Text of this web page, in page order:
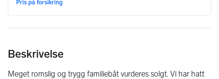
Beskrivelse
Meget romslig og trygg familiebåt vurderes solgt. Vi har hatt